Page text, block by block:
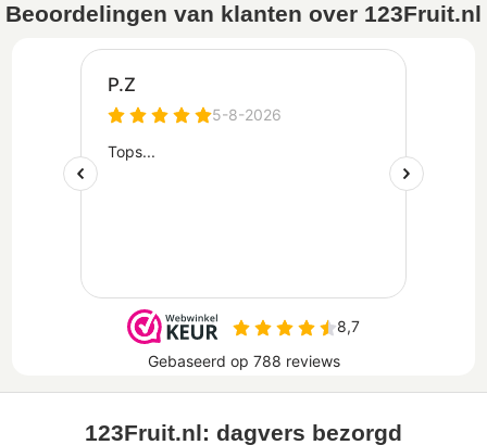
Beoordelingen van klanten over 123Fruit.nl
123Fruit.nl: dagvers bezorgd